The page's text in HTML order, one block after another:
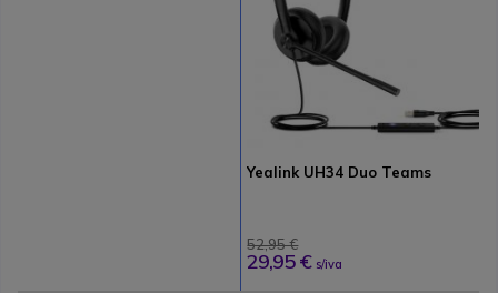
Yealink UH34 Duo Teams
52,95 €
29,95 € s/iva